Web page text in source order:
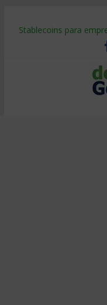
Stablecoins para
Despido silencioso:
IA en selección de
Trabajo forzoso en la
Mercado hispano de